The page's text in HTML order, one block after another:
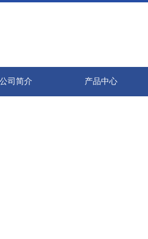
公司简介 产品中心